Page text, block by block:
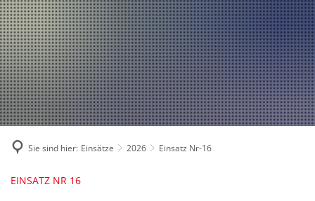
2024
2023
2022
2021
Fachgebiete und
Mannschaft
Jugend
Spielmannszug
Mitglied werden
A
A
A
Sie sind hier: Einsätze 2026 Einsatz Nr-16
EINSATZ NR 16